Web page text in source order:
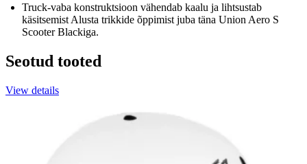
Truck-vaba konstruktsioon vähendab kaalu ja lihtsustab
käsitsemist Alusta trikkide õppimist juba täna Union Aero S
Scooter Blackiga.
Seotud tooted
View details